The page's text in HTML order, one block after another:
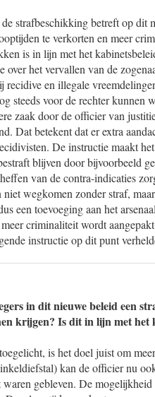
strafbeschikking betreft op dit
te verkorten en meer
is in lijn met het
over het vervallen van de
recidive en illegale
steeds voor de rechter kunnen
zaak door de officier van
Dat betekent dat er extra
De instructie maakt
blijven door bijvoorbeeld
van de contra-indicaties
wegkomen zonder straf,
een toevoeging aan het
criminaliteit wordt
instructie op dit punt
in dit nieuwe beleid een
krijgen? Is dit in lijn met het
is het doel juist om
kan de officier nu
gebleven. De